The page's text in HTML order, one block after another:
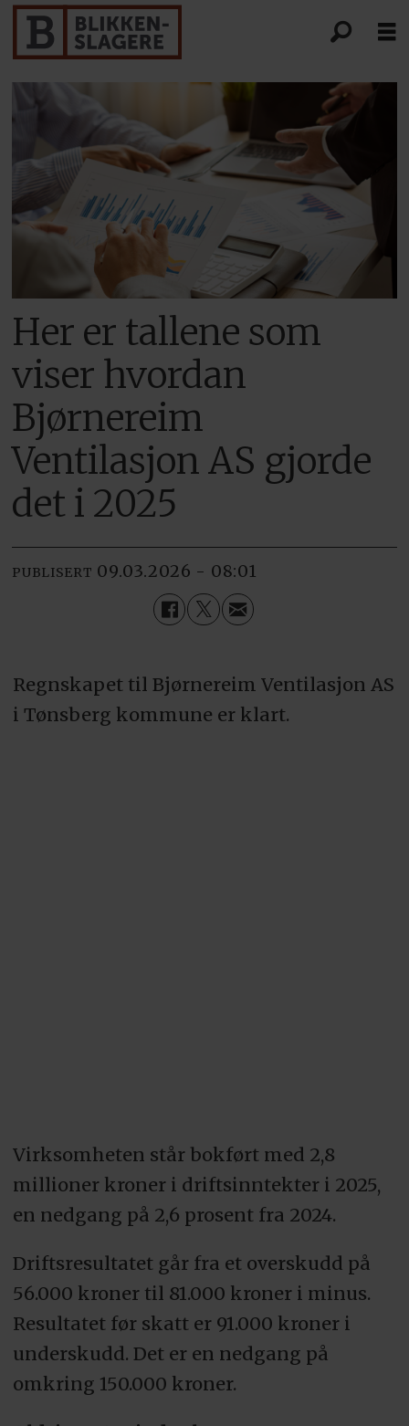
Her er tallene som
viser hvordan
Bjørnereim
Ventilasjon AS gjorde
det i 2025
PUBLISERT 09.03.2026 - 08:01
Regnskapet til Bjørnereim Ventilasjon AS
i Tønsberg kommune er klart.
Virksomheten står bokført med 2,8
millioner kroner i driftsinntekter i 2025,
en nedgang på 2,6 prosent fra 2024.
Driftsresultatet går fra et overskudd på
56.000 kroner til 81.000 kroner i minus.
Resultatet før skatt er 91.000 kroner i
underskudd. Det er en nedgang på
omkring 150.000 kroner.